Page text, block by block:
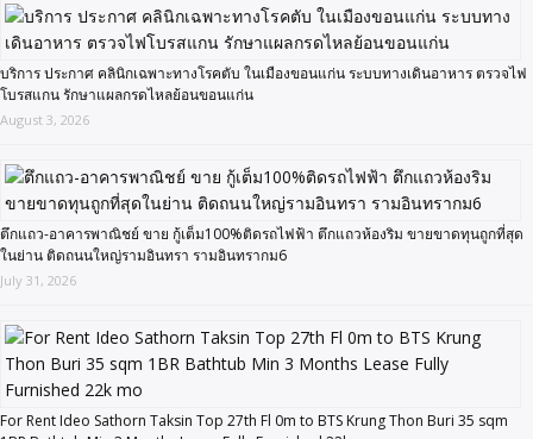
บริการ ประกาศ คลินิกเฉพาะทางโรคตับ ในเมืองขอนแก่น ระบบทางเดินอาหาร ตรวจไฟ
โบรสแกน รักษาแผลกรดไหลย้อนขอนแก่น
August 3, 2026
ตึกแถว-อาคารพาณิชย์ ขาย กู้เต็ม100%ติดรถไฟฟ้า ตึกแถวห้องริม ขายขาดทุนถูกที่สุด
ในย่าน ติดถนนใหญ่รามอินทรา รามอินทรากม6
July 31, 2026
For Rent Ideo Sathorn Taksin Top 27th Fl 0m to BTS Krung Thon Buri 35 sqm